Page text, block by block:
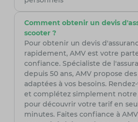
Comment obtenir un devis
scooter ?
Pour obtenir un devis
rapidement, AMV est votre
confiance. Spécialiste de
depuis 50 ans, AMV propose
adaptées à vos besoins.
et complétez simplement
pour découvrir votre tarif en
minutes. Faites confiance à